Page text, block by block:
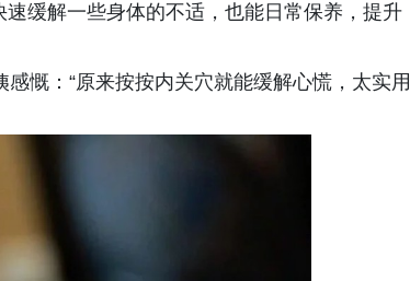
缓解一些身体的不适，也能日常保养，提升
慨：“原来按按内关穴就能缓解心慌，太实用